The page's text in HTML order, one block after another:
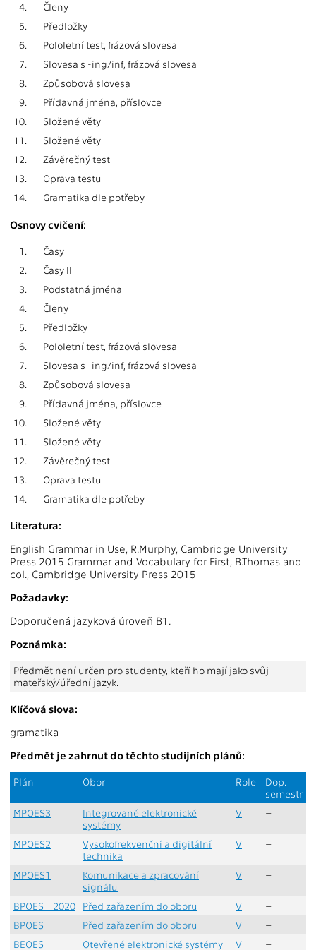
4.
Členy
5.
Předložky
6.
Pololetní test, frázová slovesa
7.
Slovesa s -ing/inf, frázová slovesa
8.
Způsobová slovesa
9.
Přídavná jména, příslovce
10.
Složené věty
11.
Složené věty
12.
Závěrečný test
13.
Oprava testu
14.
Gramatika dle potřeby
Osnovy cvičení:
1.
Časy
2.
Časy II
3.
Podstatná jména
4.
Členy
5.
Předložky
6.
Pololetní test, frázová slovesa
7.
Slovesa s -ing/inf, frázová slovesa
8.
Způsobová slovesa
9.
Přídavná jména, příslovce
10.
Složené věty
11.
Složené věty
12.
Závěrečný test
13.
Oprava testu
14.
Gramatika dle potřeby
Literatura:
English Grammar in Use, R.Murphy, Cambridge University
Press 2015 Grammar and Vocabulary for First, B.Thomas and
col., Cambridge University Press 2015
Požadavky:
Doporučená jazyková úroveň B1.
Poznámka:
Předmět není určen pro studenty, kteří ho mají jako svůj
mateřský/úřední jazyk.
Klíčová slova:
gramatika
Předmět je zahrnut do těchto studijních plánů:
Plán Obor Role
Dop.
semestr
MPOES3
Integrované elektronické
systémy
V –
MPOES2
Vysokofrekvenční a digitální
technika
V –
MPOES1
Komunikace a zpracování
signálu
V –
BPOES_2020 Před zařazením do oboru V
–
BPOES
Před zařazením do oboru V
–
BEOES
Otevřené elektronické systémy V –